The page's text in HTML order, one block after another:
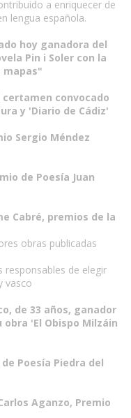
a enriquecer de
lengua española.
hoy ganadora del
Pin i Soler con la
mapas"
convocado
y 'Diario de Cádiz'
Sergio Méndez
de Poesía Juan
Cabré, premios de la
obras publicadas
responsables de elegir
vasco
de 33 años, ganador
obra 'El Obispo Milzáin
Poesía Piedra del
Aganzo, Premio